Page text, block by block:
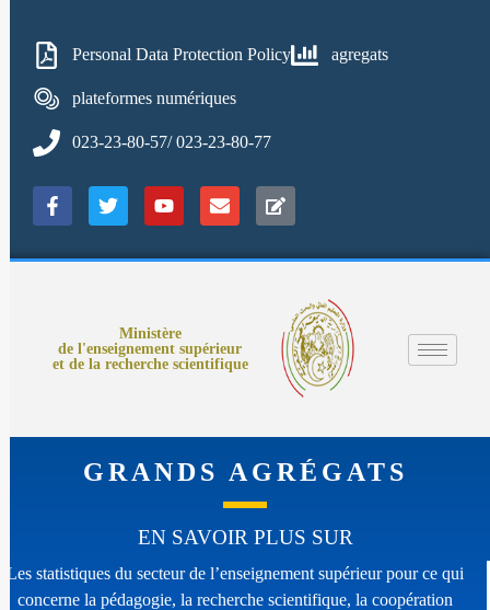
Personal Data Protection Policy agregats
plateformes numériques
023-23-80-57/ 023-23-80-77
Ministère
de l'enseignement supérieur
et de la recherche scientifique
GRANDS AGRÉGATS
EN SAVOIR PLUS SUR
Les statistiques du secteur de l’enseignement supérieur pour ce qui
concerne la pédagogie, la recherche scientifique, la coopération